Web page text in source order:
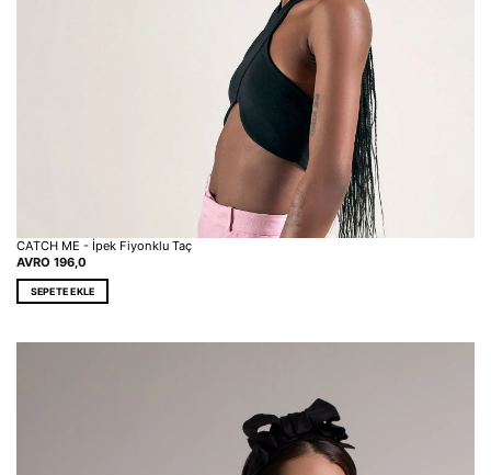
CATCH ME - İpek Fiyonklu Taç
AVRO 196,0
SEPETE EKLE